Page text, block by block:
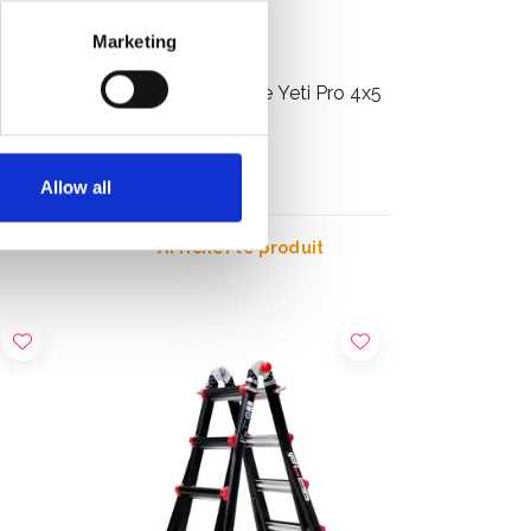
Marketing
Allow all
Échelle télescopique Yeti Pro 4x5
€556,92
Afficher le produit